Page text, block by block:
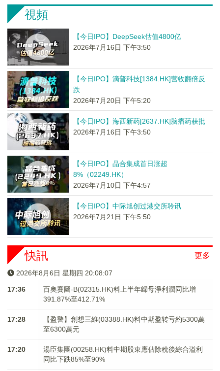
視頻
【今日IPO】DeepSeek估值4800亿
2026年7月16日 下午3:50
【今日IPO】滴普科技[1384.HK]营收翻倍反
跌
2026年7月20日 下午5:20
【今日IPO】海西新药[2637.HK]脑瘤药获批
2026年7月16日 下午3:50
【今日IPO】晶合集成首日涨超
8%（02249.HK）
2026年7月10日 下午4:57
【今日IPO】中际旭创过港交所聆讯
2026年7月21日 下午5:50
更多
快訊
2026年8月6日 星期四 20:08:07
17:36
百奧賽圖-B(02315.HK)料上半年歸母淨利潤同比增
391.87%至412.71%
17:28
【盈警】創想三維(03388.HK)料中期盈转亏約5300萬
至6300萬元
17:20
湯臣集團(00258.HK)料中期股東應佔除稅後綜合溢利
同比下跌85%至90%